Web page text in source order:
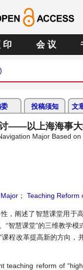
印 会 议
投稿须知 文
——以上海海事大
Major Based
； Teaching Reform
，阐述了智慧课堂用
“智慧课堂”的三维教学
程改革提高新的方向
reform of